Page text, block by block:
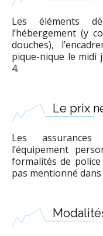
Les éléments
l’hébergement (y
douches),
pique-nique le midi
4.
Le prix
Les assurances
l’équipement
formalités de
pas mentionné